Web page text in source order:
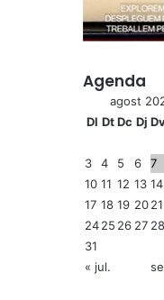
Agenda
agost
Dl Dt Dc Dj
3
4 5 6 7
10 11 12 13 14
17 18 19 2021
2425 26 27 28
31
« jul.